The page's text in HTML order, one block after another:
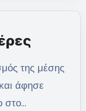
άφησε
στο…